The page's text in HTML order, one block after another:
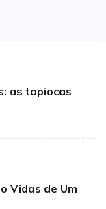
as tapiocas
Vidas de Um